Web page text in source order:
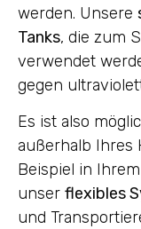
werden. Unsere
Tanks, die zum
verwendet
gegen
Es ist also
außerhalb Ihres
Beispiel in
unser flexibles
und